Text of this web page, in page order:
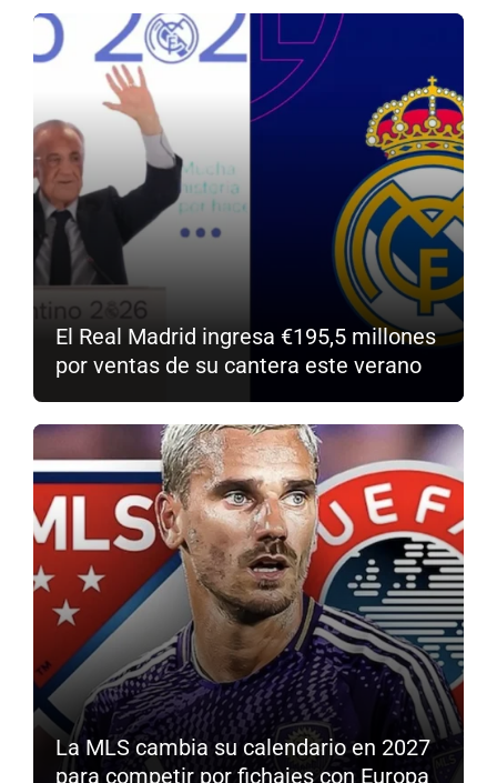
El Real Madrid ingresa €195,5 millones
por ventas de su cantera este verano
La MLS cambia su calendario en 2027
para competir por fichajes con Europa